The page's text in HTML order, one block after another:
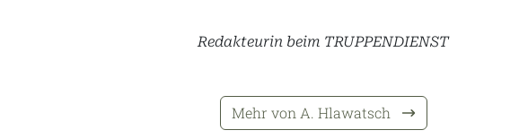
Redakteurin beim TRUPPENDIENST
Mehr von A. Hlawatsch